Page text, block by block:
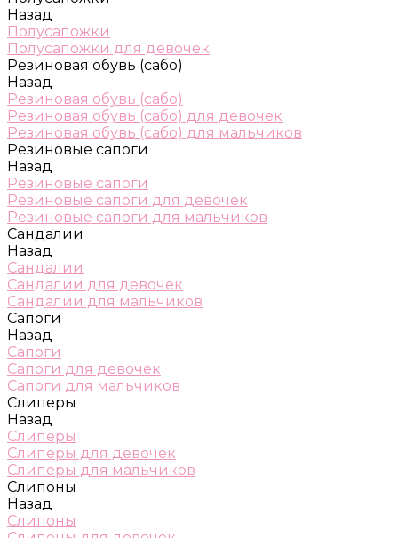
Назад
Полусапожки
Полусапожки для девочек
Резиновая обувь (сабо)
Назад
Резиновая обувь (сабо)
Резиновая обувь (сабо) для девочек
Резиновая обувь (сабо) для мальчиков
Резиновые сапоги
Назад
Резиновые сапоги
Резиновые сапоги для девочек
Резиновые сапоги для мальчиков
Сандалии
Назад
Сандалии
Сандалии для девочек
Сандалии для мальчиков
Сапоги
Назад
Сапоги
Сапоги для девочек
Сапоги для мальчиков
Слиперы
Назад
Слиперы
Слиперы для девочек
Слиперы для мальчиков
Слипоны
Назад
Слипоны